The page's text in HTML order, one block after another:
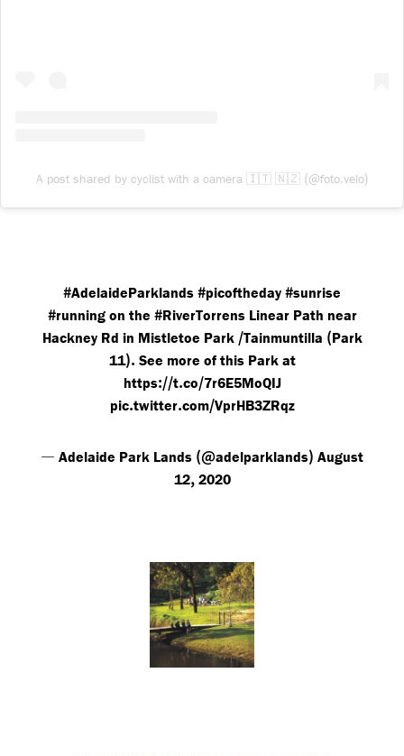
A post shared by cyclist with a camera 🇮🇹 🇳🇿 (@foto.velo)
#AdelaideParklands #picoftheday #sunrise
#runningon the #RiverTorrensLinear Path near
Hackney Rd in Mistletoe Park /Tainmuntilla (Park
11). See more of this Park at
https://t.co/7r6E5MoQIJ
pic.twitter.com/VprHB3ZRqz
— Adelaide Park Lands (@adelparklands) August
12,2020